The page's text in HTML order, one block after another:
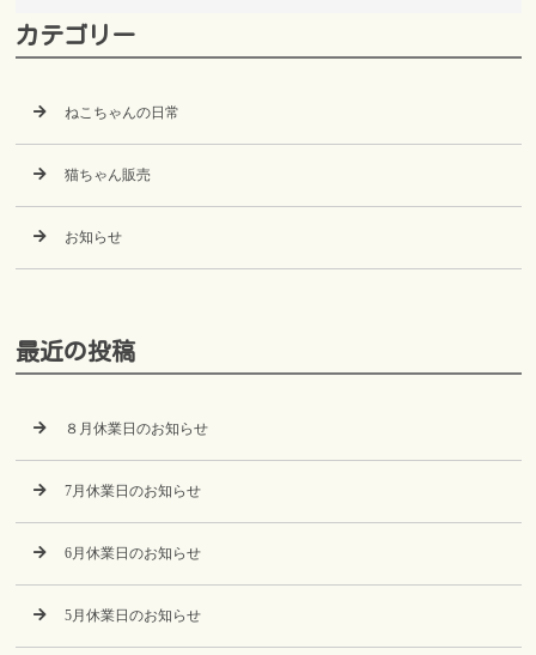
カテゴリー
ねこちゃんの日常
猫ちゃん販売
お知らせ
最近の投稿
８月休業日のお知らせ
7月休業日のお知らせ
6月休業日のお知らせ
5月休業日のお知らせ